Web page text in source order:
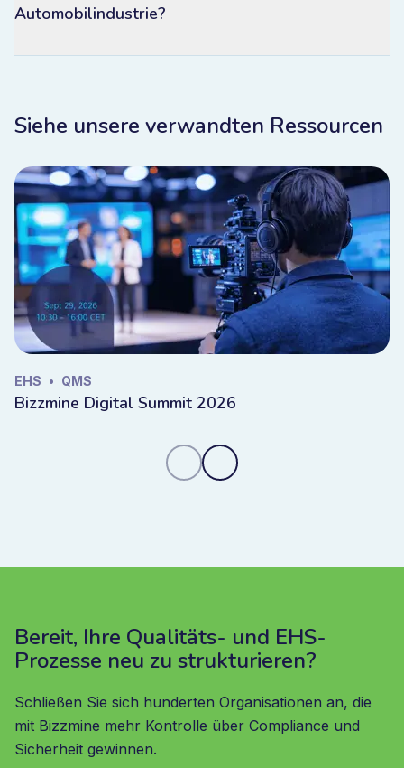
Automobilindustrie?
Siehe unsere verwandten Ressourcen
EHS • QMS
Bizzmine Digital Summit 2026
Bereit, Ihre Qualitäts- und EHS-
Prozesse neu zu strukturieren?
Schließen Sie sich hunderten Organisationen an, die
mit Bizzmine mehr Kontrolle über Compliance und
Sicherheit gewinnen.